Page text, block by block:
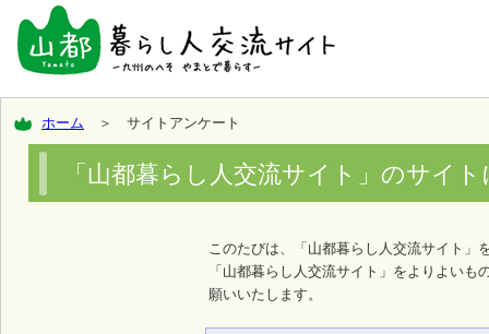
ホーム ＞ サイトアンケート
「山都暮らし人交流サイト」のサイ
このたびは、「山都暮らし人交流サイト」
「山都暮らし人交流サイト」をよりよい
願いいたします。